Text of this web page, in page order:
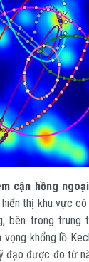
cận hồng
hiển thị khu vực
bên trong trung
vọng khổng lồ
đạo được đo từ